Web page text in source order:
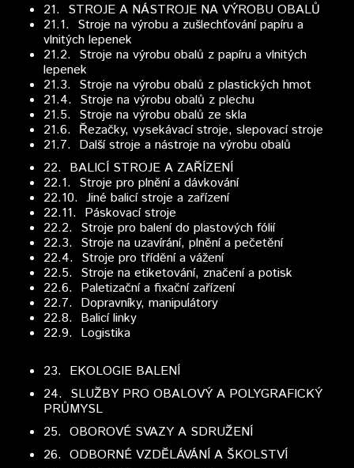
21. STROJE A NÁSTROJE NA VÝROBU OBALŮ
21.1. Stroje na výrobu a zušlechťování papíru a
vlnitých lepenek
21.2. Stroje na výrobu obalů z papíru a vlnitých
lepenek
21.3. Stroje na výrobu obalů z plastických hmot
21.4. Stroje na výrobu obalů z plechu
21.5. Stroje na výrobu obalů ze skla
21.6. Řezačky, vysekávací stroje, slepovací stroje
21.7. Další stroje a nástroje na výrobu obalů
22. BALICÍ STROJE A ZAŘÍZENÍ
22.1. Stroje pro plnění a dávkování
22.10. Jiné balicí stroje a zařízení
22.11. Páskovací stroje
22.2. Stroje pro balení do plastových fólií
22.3. Stroje na uzavírání, plnění a pečetění
22.4. Stroje pro třídění a vážení
22.5. Stroje na etiketování, značení a potisk
22.6. Paletizační a fixační zařízení
22.7. Dopravníky, manipulátory
22.8. Balicí linky
22.9. Logistika
23. EKOLOGIE BALENÍ
24. SLUŽBY PRO OBALOVÝ A POLYGRAFICKÝ
PRŮMYSL
25. OBOROVÉ SVAZY A SDRUŽENÍ
26. ODBORNÉ VZDĚLÁVÁNÍ A ŠKOLSTVÍ